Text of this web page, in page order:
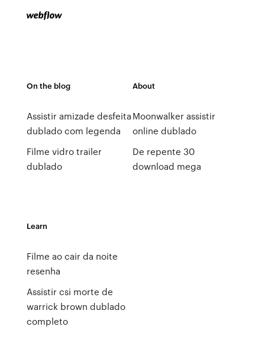
On the blog
Assistir amizade desfeita
dublado com legenda
Filme vidro trailer
dublado
About
Moonwalker assistir
online dublado
De repente 30
download mega
Learn
Filme ao cair da noite
resenha
Assistir csi morte de
warrick brown dublado
completo